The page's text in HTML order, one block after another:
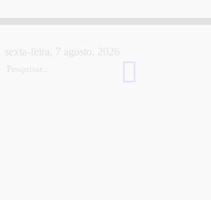
sexta-feira, 7 agosto, 2026